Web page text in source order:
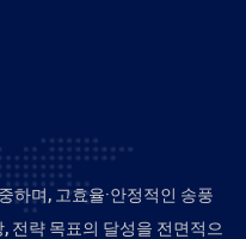
하며, 고효율·안정적인 송풍
전략 목표의 달성을 전면적으